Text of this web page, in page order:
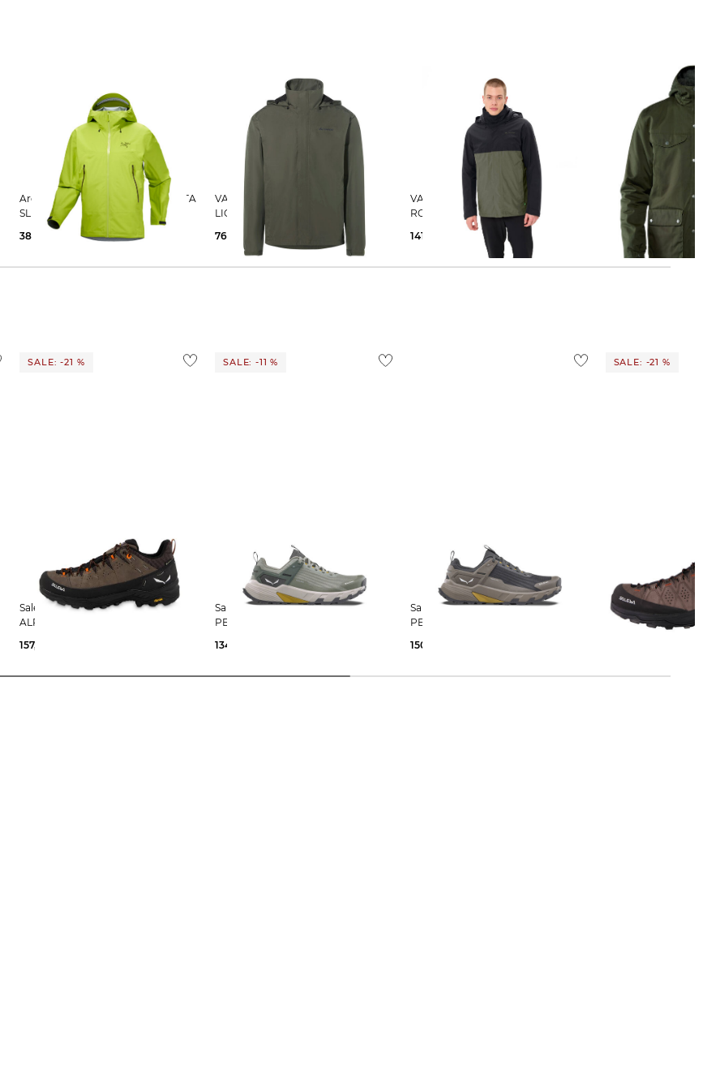
Arcteryx | Herren Regenjacke BETA
SL
382,49 €
500,00 €
VAUDE | Herren Jacke ESCAPE
LIGHT
76,35 €
120,00 €
VAUDE | Herren 3 in 1 Jacke
ROSEMOOR
141,99 €
220,00 €
FJÄLLRÄVEN | Herren Winterjacke
"Greenland"
230,05 €
349,99 €
SALE: -21 %
Salewa | Herren Wanderschuhe
ALP TRAINER 2 GTX
157,75 €
SALE: -11 %
Salewa | Herren Wanderschuhe
PEDROC 2 PTX
134,09 €
Salewa | Herren Wanderschuhe
PEDROC 2 PTX
150,00 €
SALE: -21 %
Salewa | Herren Wanderschuhe "Alp
Trainer 2 MID GTX"